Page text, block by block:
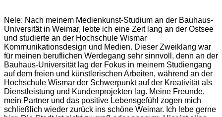
Nele: Nach meinem Medienkunst-Studium an der Bauhaus-
Universität in Weimar, lebte ich eine Zeit lang an der Ostsee
und studierte an der Hochschule Wismar
Kommunikationsdesign und Medien. Dieser Zweiklang war
für meinen beruflichen Werdegang sehr sinnvoll, denn an der
Bauhaus-Universität lag der Fokus in meinem Studiengang
auf dem freien und künstlerischen Arbeiten, während an der
Hochschule Wismar der Schwerpunkt auf der Kreativität als
Dienstleistung und Kundenprojekten lag. Meine Freunde,
mein Partner und das positive Lebensgefühl zogen mich
schließlich wieder zurück ins schöne Weimar. Ich lebe gerne